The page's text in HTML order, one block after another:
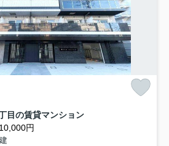
目の賃貸マンション
円